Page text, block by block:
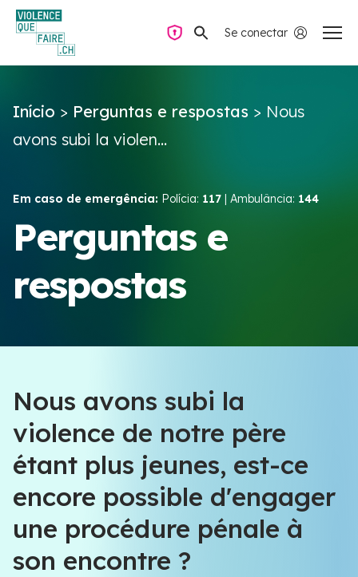
Se conectar
Perguntas e respostas
Violência no casal
Recursos e campanhas
Équipe VIOLENCE QUE FAIRE
Meet our team
Navegação privada
Início > Perguntas e respostas > Nous
avons subi la violen...
Em caso de emergência: Polícia: 117 | Ambulância: 144
Perguntas e
respostas
Nous avons subi la
violence de notre père
étant plus jeunes, est-ce
encore possible d'engager
une procédure pénale à
son encontre ?